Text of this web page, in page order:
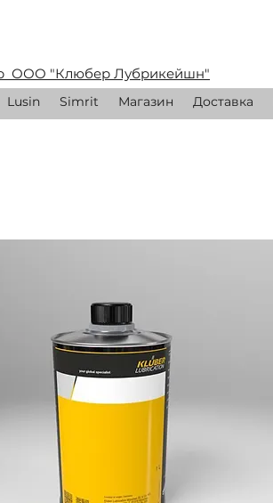
Lusin Simrit Магазин Доставка
ООО "Клюбер Лубрикейшн"